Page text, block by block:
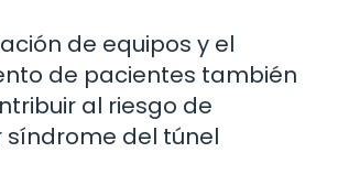
de equipos y el
de pacientes también
al riesgo de
del túnel